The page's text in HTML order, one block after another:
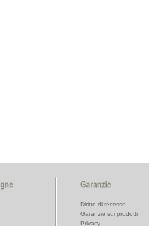
Diritto di recesso
Garanzie sui prodotti
Privacy